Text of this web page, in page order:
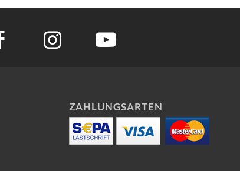
ZAHLUNGSARTEN